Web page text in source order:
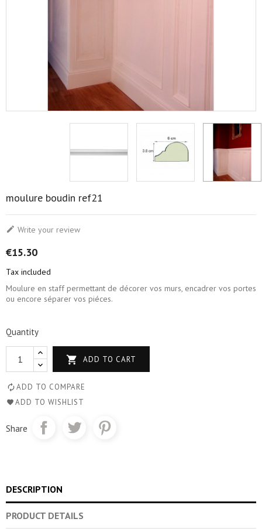
moulure boudin ref21
 Write your review
€15.30
Tax included
Moulure en staff permettant de décorer vos murs, encadrer vos portes
ou encore séparer vos piéces.
Quantity
 ADD TO CART
ADD TO COMPARE
ADD TO WISHLIST
Share
DESCRIPTION
PRODUCT DETAILS